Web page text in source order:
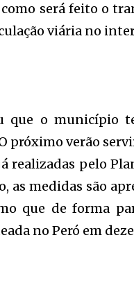
será feito o
viária no
que o município
próximo verão
realizadas pelo
as medidas são
que de forma
no Peró em